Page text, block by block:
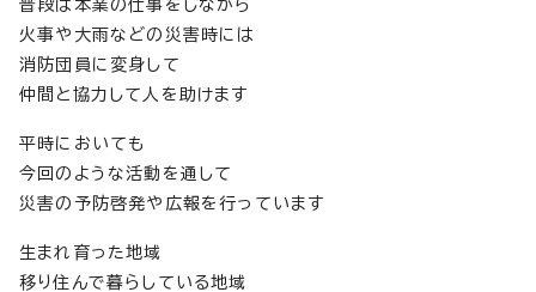
普段は本業の仕事をしながら
火事や大雨などの災害時には
消防団員に変身して
仲間と協力して人を助けます
平時においても
今回のような活動を通して
災害の予防啓発や広報を行っています
生まれ育った地域
移り住んで暮らしている地域